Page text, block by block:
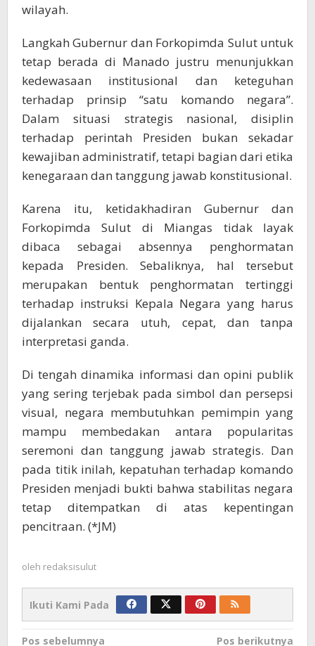
wilayah.
Langkah Gubernur dan Forkopimda Sulut untuk
tetap berada di Manado justru menunjukkan
kedewasaan institusional dan keteguhan
terhadap prinsip “satu komando negara”.
Dalam situasi strategis nasional, disiplin
terhadap perintah Presiden bukan sekadar
kewajiban administratif, tetapi bagian dari etika
kenegaraan dan tanggung jawab konstitusional.
Karena itu, ketidakhadiran Gubernur dan
Forkopimda Sulut di Miangas tidak layak
dibaca sebagai absennya penghormatan
kepada Presiden. Sebaliknya, hal tersebut
merupakan bentuk penghormatan tertinggi
terhadap instruksi Kepala Negara yang harus
dijalankan secara utuh, cepat, dan tanpa
interpretasi ganda.
Di tengah dinamika informasi dan opini publik
yang sering terjebak pada simbol dan persepsi
visual, negara membutuhkan pemimpin yang
mampu membedakan antara popularitas
seremoni dan tanggung jawab strategis. Dan
pada titik inilah, kepatuhan terhadap komando
Presiden menjadi bukti bahwa stabilitas negara
tetap ditempatkan di atas kepentingan
pencitraan. (*JM)
oleh redaksisulut
Ikuti Kami Pada
Pos sebelumnya Pos berikutnya